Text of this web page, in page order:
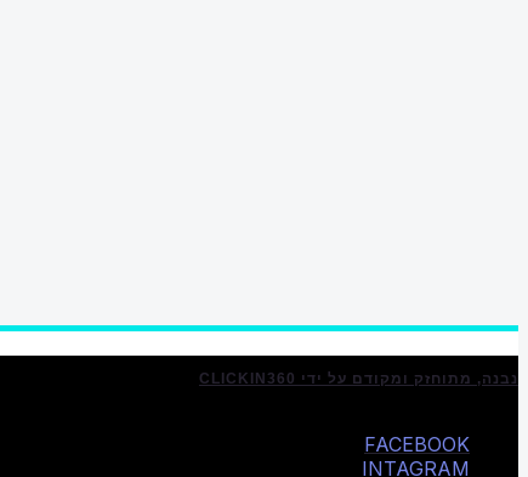
נבנה, מתוחזק ומקודם על ידי CLICKIN360
FACEBOOK
INTAGRAM